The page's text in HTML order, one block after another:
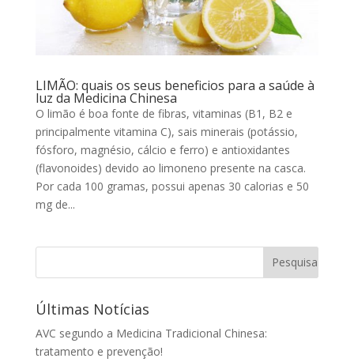
LIMÃO: quais os seus beneficios para a saúde à
luz da Medicina Chinesa
O limão é boa fonte de fibras, vitaminas (B1, B2 e
principalmente vitamina C), sais minerais (potássio,
fósforo, magnésio, cálcio e ferro) e antioxidantes
(flavonoides) devido ao limoneno presente na casca.
Por cada 100 gramas, possui apenas 30 calorias e 50
mg de...
Últimas Notícias
AVC segundo a Medicina Tradicional Chinesa:
tratamento e prevenção!